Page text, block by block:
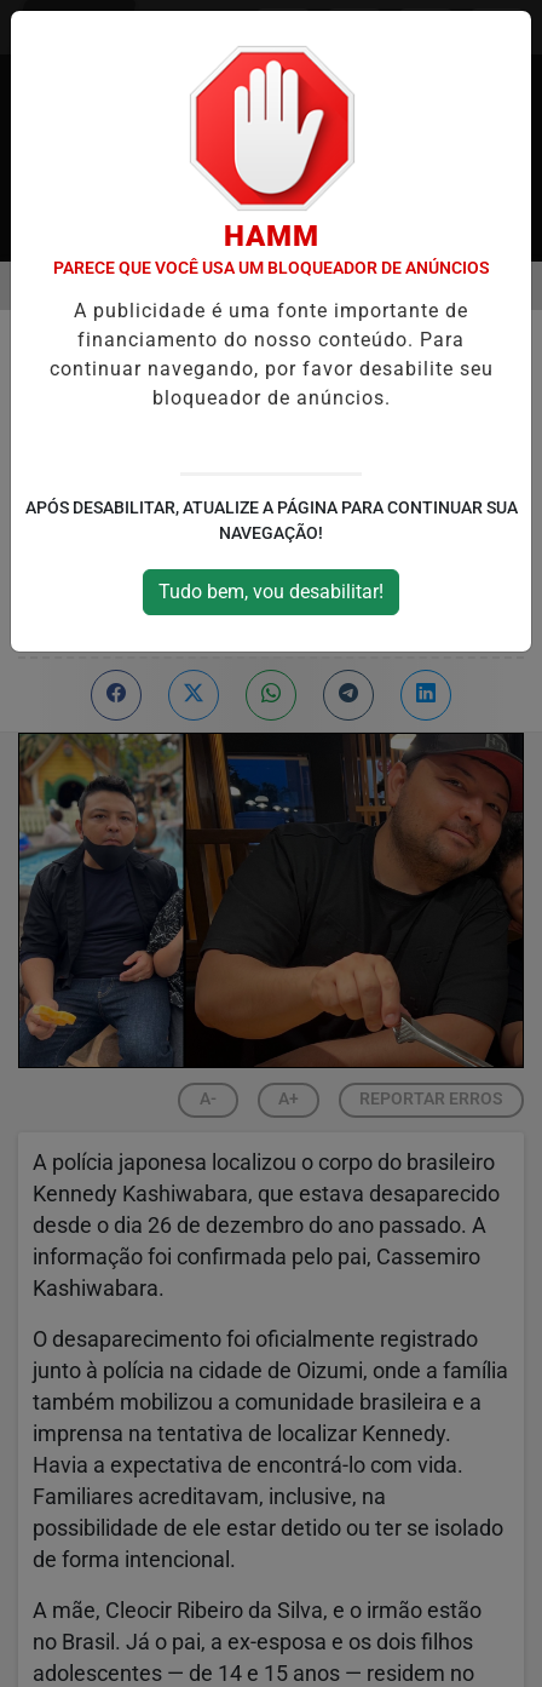
EM ALTA
COMUNIDADE
CORPO DE BRASILEIRO
DESAPARECIDO NO JAPÃO É
confirmação da morte após quase dois
RPJNews
A- A+ REPORTAR ERROS
A polícia japonesa localizou o corpo do brasileiro
Kennedy Kashiwabara, que estava desaparecido
desde o dia 26 de dezembro do ano passado. A
informação foi confirmada pelo pai, Cassemiro
Kashiwabara.
O desaparecimento foi oficialmente registrado
junto à polícia na cidade de Oizumi, onde a família
também mobilizou a comunidade brasileira e a
imprensa na tentativa de localizar Kennedy.
Havia a expectativa de encontrá-lo com vida.
Familiares acreditavam, inclusive, na
possibilidade de ele estar detido ou ter se isolado
de forma intencional.
A mãe, Cleocir Ribeiro da Silva, e o irmão estão
no Brasil. Já o pai, a ex-esposa e os dois filhos
adolescentes — de 14 e 15 anos — residem no
HAMM
PARECE QUE VOCÊ USA UM BLOQUEADOR DE ANÚNCIOS
A publicidade é uma fonte importante de
financiamento do nosso conteúdo. Para
continuar navegando, por favor desabilite seu
bloqueador de anúncios.
APÓS DESABILITAR, ATUALIZE A PÁGINA PARA CONTINUAR SUA
NAVEGAÇÃO!
Tudo bem, vou desabilitar!